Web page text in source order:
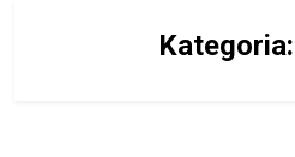
Kategoria: